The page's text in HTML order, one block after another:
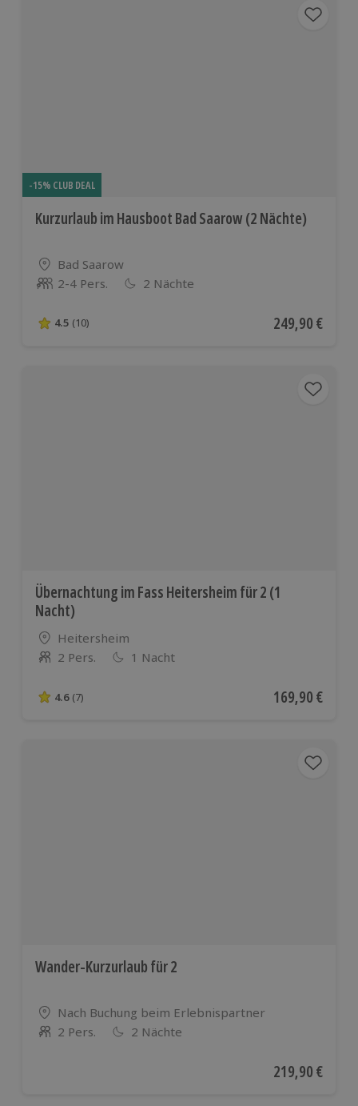
-15% CLUB DEAL
Kurzurlaub im Hausboot Bad Saarow (2 Nächte)
Standort
Bad Saarow
Anzahl der Teilnehmer
2-4 Pers. 2 Nächte
4.5 von 5 Sternen basierend auf 10 Bewertungen
4.5 (10) Aktueller Preis
249,90 €
Übernachtung im Fass Heitersheim für 2 (1
Nacht)
Standort
Heitersheim
Anzahl der Teilnehmer
2 Pers. 1 Nacht
4.6 von 5 Sternen basierend auf 7 Bewertungen
4.6 (7) Aktueller Preis
169,90 €
Wander-Kurzurlaub für 2
Standort
Nach Buchung beim Erlebnispartner
Anzahl der Teilnehmer
2 Pers. 2 Nächte
Aktueller Preis
219,90 €